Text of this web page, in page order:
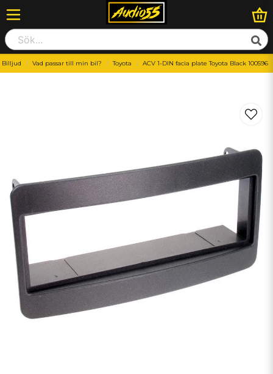
Billjud Vad passar till min bil? Toyota ACV 1-DIN facia plate Toyota Black 100596